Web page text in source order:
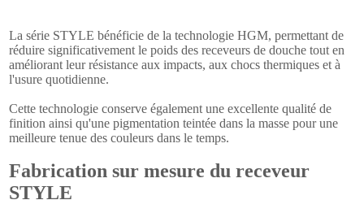
La série STYLE bénéficie de la technologie HGM, permettant de
réduire significativement le poids des receveurs de douche tout en
améliorant leur résistance aux impacts, aux chocs thermiques et à
l'usure quotidienne.
Cette technologie conserve également une excellente qualité de
finition ainsi qu'une pigmentation teintée dans la masse pour une
meilleure tenue des couleurs dans le temps.
Fabrication sur mesure du receveur
STYLE